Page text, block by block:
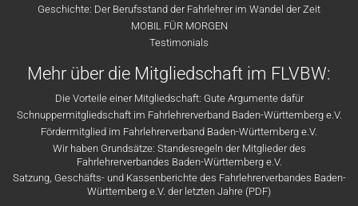
Geschichte: Der Berufsstand der Fahrlehrer im Wandel der Zeit
MOBIL FÜR MORGEN
Testimonials
Mehr über die Mitgliedschaft im FLVBW:
Die Vorteile einer Mitgliedschaft: Gute Argumente dafür
Schnuppermitgliedschaft im Fahrlehrerverband Baden-Württemberg e.V.
Fördermitglied im Fahrlehrerverband Baden-Württemberg e.V.
Wir haben Grundsätze: Standesregeln der Mitglieder des
Fahrlehrerverbandes Baden-Württemberg e.V.
Satzung, Geschäfts- und Kassenberichte des Fahrlehrerverbandes Baden-
Württemberg e.V. der letzten Jahre (PDF)